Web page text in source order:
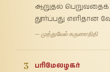
ஆறுதல் பெறுவதைக்
தூர்ப்பது எளிதான
— முத்துவேல் கருணாநிதி
3
பரிமேலழகர்